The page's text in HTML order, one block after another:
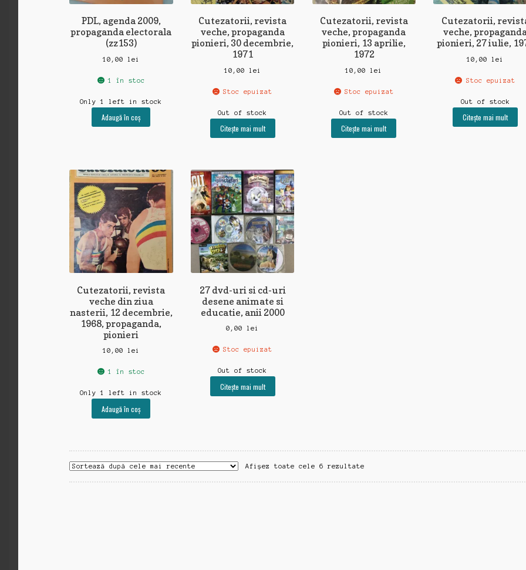
PDL, agenda 2009,
propaganda electorala
(zz153)
10,00 lei
1 în stoc
Only 1 left in stock
Adaugă în coș
Cutezatorii, revista
veche, propaganda
pionieri, 30 decembrie,
1971
10,00 lei
Stoc epuizat
Out of stock
Citește mai mult
Cutezatorii, revista
veche, propaganda
pionieri, 13 aprilie,
1972
10,00lei
Stoc epuizat
Out of stock
Citește mai mult
Cutezatorii,
veche,
pionieri, 27 iulie,
10,00lei
Stoc epuizat
Out of stock
Citește mai mult
Cutezatorii, revista
veche din ziua
nasterii, 12 decembrie,
1968, propaganda,
pionieri
10,00 lei
1 în stoc
Only 1 left in stock
Adaugă în coș
27 dvd-uri si cd-uri
desene animate si
educatie, anii 2000
0,00lei
Stoc epuizat
Out of stock
Citește mai mult
Afișez toate cele 6 rezultate